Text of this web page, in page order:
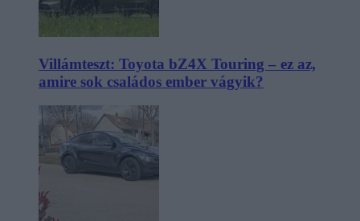
Villámteszt: Toyota bZ4X Touring – ez az,
amire sok családos ember vágyik?